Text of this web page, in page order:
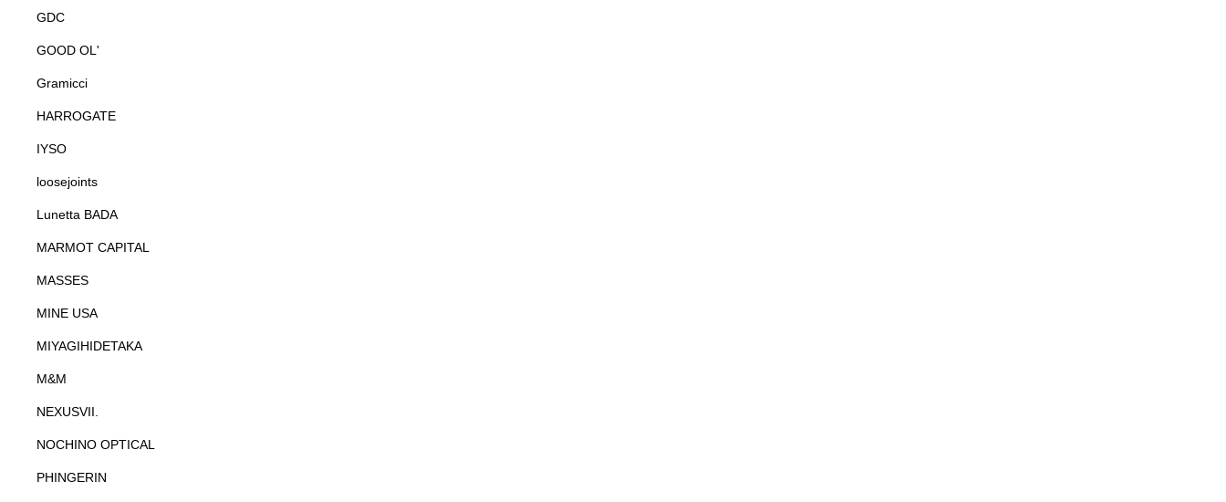
GDC
GOOD OL'
Gramicci
HARROGATE
IYSO
loosejoints
Lunetta BADA
MARMOT CAPITAL
MASSES
MINE USA
MIYAGIHIDETAKA
M&M
NEXUSVII.
NOCHINO OPTICAL
PHINGERIN